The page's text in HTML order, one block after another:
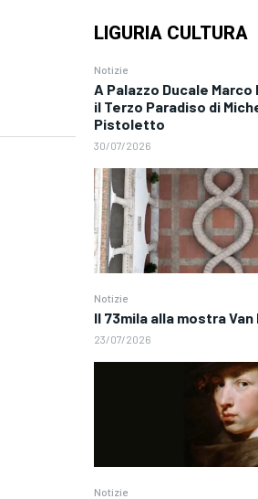
LIGURIA CULTURA
Notizie
A Palazzo Ducale
il Terzo Paradiso di
Pistoletto
30/07/2026
Notizie
Il 73mila alla mostra Van
23/07/2026
Notizie